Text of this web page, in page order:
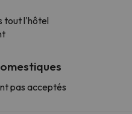
tout l'hôtel
pas acceptés